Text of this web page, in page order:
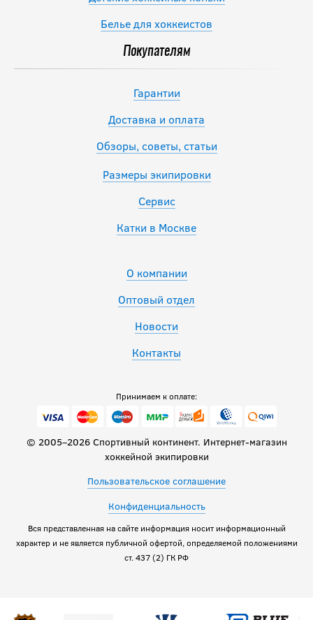
Белье для хоккеистов
Покупателям
Гарантии
Доставка и оплата
Обзоры, советы, статьи
Размеры экипировки
Сервис
Катки в Москве
О компании
Оптовый отдел
Новости
Контакты
Принимаем к оплате:
© 2005–2026 Спортивный континент. Интернет-магазин
хоккейной экипировки
Пользовательское соглашение
Конфиденциальность
Вся представленная на сайте информация носит информационный
характер и не является публичной офертой, определяемой положениями
ст. 437 (2) ГК РФ